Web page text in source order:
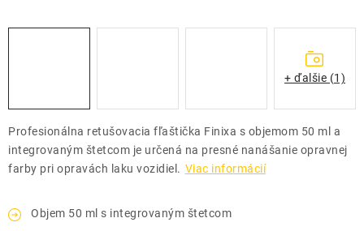
Profesionálna retušovacia fľaštička Finixa s objemom 50 ml a
integrovaným štetcom je určená na presné nanášanie opravnej
farby pri opravách laku vozidiel. Viac informácií
Objem 50 ml s integrovaným štetcom
+ ďalšie (1)